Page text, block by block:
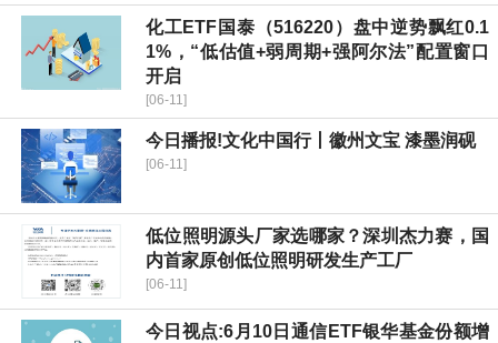
化工ETF国泰（516220）盘中逆势飘红0.1
1%，“低估值+弱周期+强阿尔法”配置窗口
开启
[06-11]
今日播报!文化中国行丨徽州文宝 漆墨润砚
[06-11]
低位照明源头厂家选哪家？深圳杰力赛，国
内首家原创低位照明研发生产工厂
[06-11]
今日视点:6月10日通信ETF银华基金份额增